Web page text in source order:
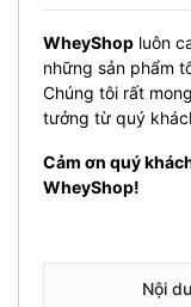
WheyShop luôn
những sản phẩm
Chúng tôi rất
tưởng từ quý
Cảm ơn quý
WheyShop!
Nội